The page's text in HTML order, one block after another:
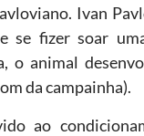
Ivan
se fizer soar
o animal
da campainha).
ao